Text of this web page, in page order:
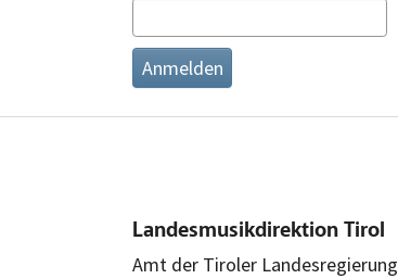
Landesmusikdirektion Tirol
Amt der Tiroler Landesregierung